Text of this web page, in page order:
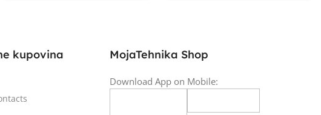
kupovina MojaTehnika Shop
Download App on Mobile: